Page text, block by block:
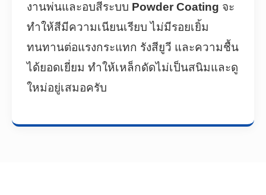
งานพ่นและอบสีระบบ Powder Coating จะ
ทำให้สีมีความเนียนเรียบ ไม่มีรอยเยิ้ม
ทนทานต่อแรงกระแทก รังสียูวี และความชื้น
ได้ยอดเยี่ยม ทำให้เหล็กดัดไม่เป็นสนิมและดู
ใหม่อยู่เสมอครับ